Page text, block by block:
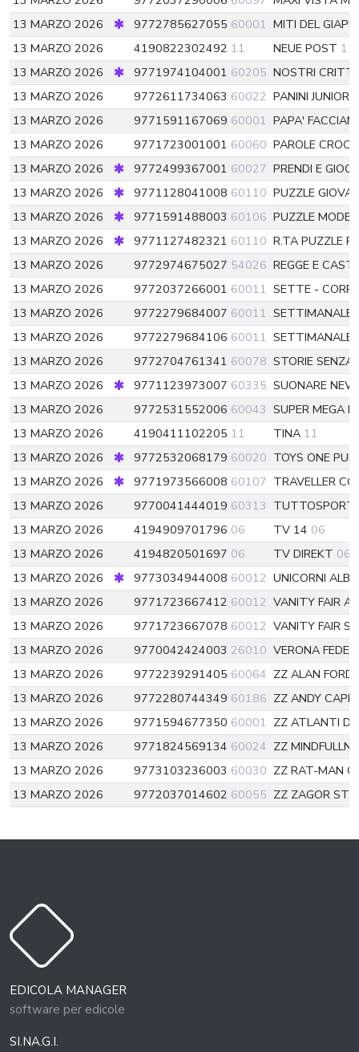
13 MARZO 2026
9772785627055 60001 MITI DEL
13 MARZO 2026
4190822302492 11 NEUE POST 11
13 MARZO 2026
9771974104001 60205 NOSTRI
13 MARZO 2026
9772611734063 60022 PANINI JUNIOR
13 MARZO 2026
9771591167069 60001 PAPA'
13 MARZO 2026
9771723001001 60060 PAROLE
13 MARZO 2026
9772499367001 60027 PRENDI E
13 MARZO 2026
9771128041008 60110 PUZZLE
13 MARZO 2026
9771591488003 60106 PUZZLE
13 MARZO 2026
9771127482321 60110 R.TA PUZZLE
13 MARZO 2026
9772974675027 54026 REGGE E
13 MARZO 2026
9772037266001 60011 SETTE -
13 MARZO 2026
9772279684007 60011 SETTIMANALE
13 MARZO 2026
9772279684106 60011 SETTIMANALE
13 MARZO 2026
9772704761341 60078 STORIE
13 MARZO 2026
9771123973007 60335 SUONARE
13 MARZO 2026
9772531552006 60043 SUPER MEGA
13 MARZO 2026
4190411102205 11 TINA 11
13 MARZO 2026
9772532068179 60020 TOYS ONE
13 MARZO 2026
9771973566008 60107 TRAVELLER
13 MARZO 2026
9770041444019 60313 TUTTOSPORT
13 MARZO 2026
4194909701796 06 TV 14 06
13 MARZO 2026
4194820501697 06 TV DIREKT 06
13 MARZO 2026
9773034944008 60012 UNICORNI
13 MARZO 2026
9771723667412 60012 VANITY FAIR
13 MARZO 2026
9771723667078 60012 VANITY FAIR
13 MARZO 2026
9770042424003 26010 VERONA
13 MARZO 2026
9772239291405 60064 ZZ ALAN
13 MARZO 2026
9772280744349 60186 ZZ ANDY
13 MARZO 2026
9771594677350 60001 ZZ ATLANTI DI
13 MARZO 2026
9771824569134 60024 ZZ
13 MARZO 2026
9773103236003 60030 ZZ RAT-MAN
13 MARZO 2026
9772037014602 60055 ZZ ZAGOR
EDICOLA MANAGER
software per edicole
SI.NA.G.I.